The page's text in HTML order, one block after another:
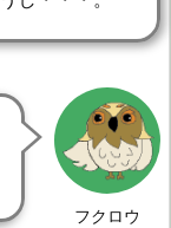
フクロウ